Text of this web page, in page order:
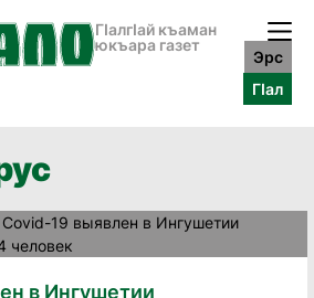
ГӀалгӀай къаман
юкъара газет
Эрс
ГӀал
в Ингушетии